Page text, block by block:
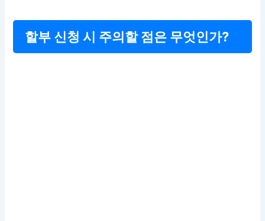
할부 신청 시 주의할 점은 무엇인가?